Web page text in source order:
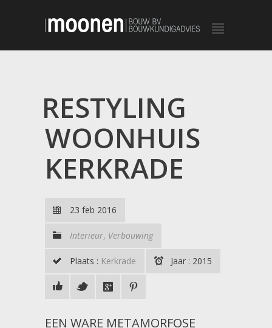
RESTYLING
WOONHUIS
KERKRADE
23 feb 2016
Interieur, Verbouwing
Plaats : Kerkrade Jaar : 2015
EEN WARE METAMORFOSE